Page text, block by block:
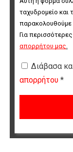
ταχυδρομείο και
παρακολουθούμε
Για
απορρήτου μας
Διάβασα
απορρήτου *